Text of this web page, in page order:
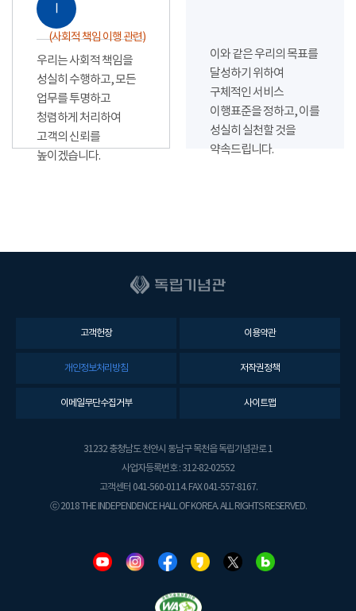
Ⅰ
(사회적 책임 이행 관련)
우리는 사회적 책임을
성실히 수행하고, 모든
업무를 투명하고
청렴하게 처리하여
고객의 신뢰를
높이겠습니다.
이와 같은 우리의 목표를
달성하기 위하여
구체적인 서비스
이행표준을 정하고, 이를
성실히 실천할 것을
약속드립니다.
고객헌장 이용약관
개인정보처리방침 저작권정책
이메일무단수집거부 사이트맵
31232 충청남도 천안시 동남구 목천읍 독립기념관로 1
사업자등록번호 : 312-82-02552
고객센터 041-560-0114. FAX 041-557-8167.
ⓒ 2018 THE INDEPENDENCE HALL OF KOREA. ALL RIGHTS RESERVED.